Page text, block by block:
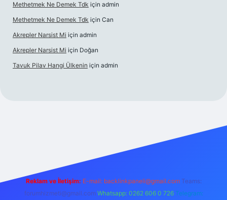
Methetmek Ne Demek Tdk için admin
Methetmek Ne Demek Tdk için Can
Akrepler Narsist Mi için admin
Akrepler Narsist Mi için Doğan
Tavuk Pilav Hangi Ülkenin için admin
Reklam ve İletişim: E-mail: backlinkpaneli@gmail.com Teams:
forumhizmeti@gmail.com Whatsapp: 0262 606 0 726 Telegram: